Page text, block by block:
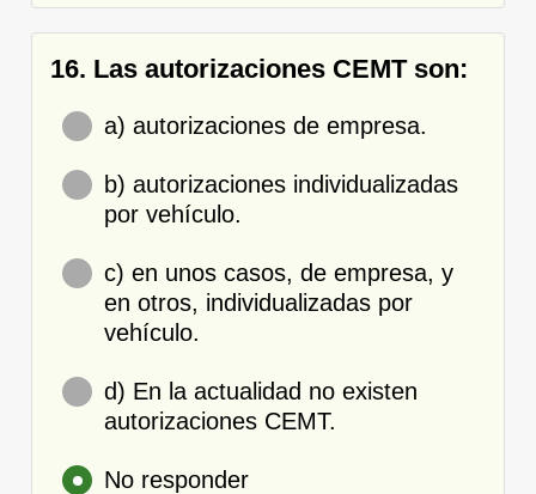
16. Las autorizaciones CEMT son:
a) autorizaciones de empresa.
b) autorizaciones individualizadas
por vehículo.
c) en unos casos, de empresa, y
en otros, individualizadas por
vehículo.
d) En la actualidad no existen
autorizaciones CEMT.
No responder